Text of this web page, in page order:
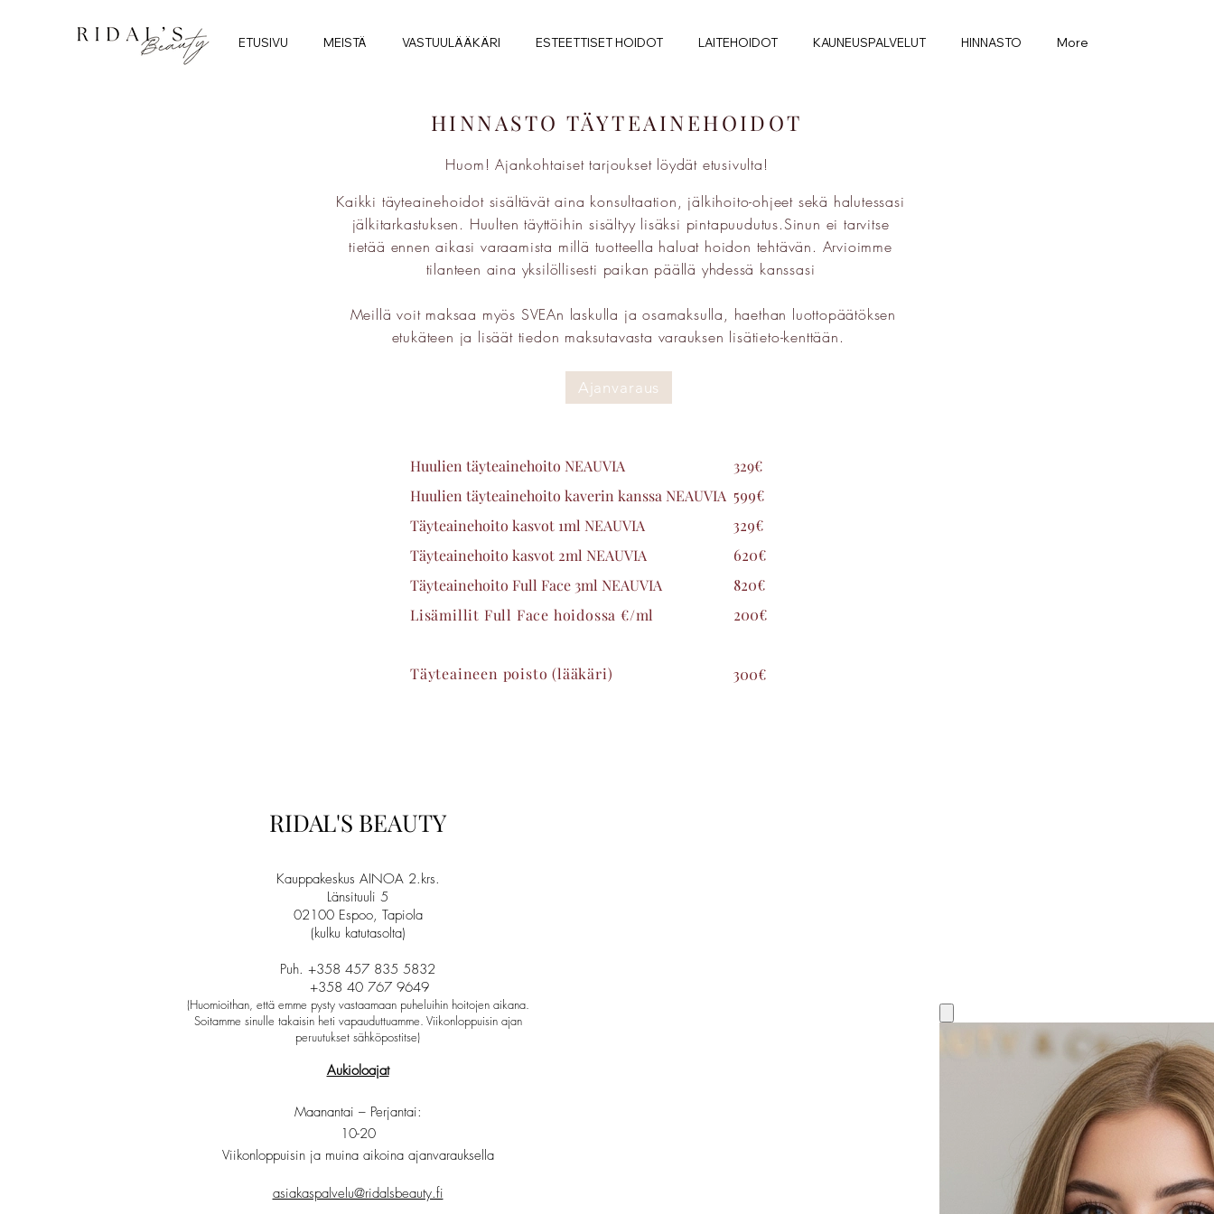
ETUSIVU MEISTÄ VASTUULÄÄKÄRI ESTEETTISET HOIDOT LAITEHOIDOT KAUNEUSPALVELUT HINNASTO More
HINNASTO TÄYTEAINEHOIDOT
Huom! Ajankohtaiset tarjoukset löydät etusivulta!
Kaikki täyteainehoidot sisältävät aina konsultaation, jälkihoito-ohjeet sekä halutessasi
jälkitarkastuksen. Huulten täyttöihin sisältyy lisäksi pintapuudutus.Sinun ei tarvitse
tietää ennen aikasi varaamista millä tuotteella haluat hoidon tehtävän. Arvioimme
tilanteen aina yksilöllisesti paikan päällä yhdessä kanssasi
Meillä voit maksaa myös SVEAn laskulla ja osamaksulla, haethan luottopäätöksen
etukäteen ja lisäät tiedon maksutavasta varauksen lisätieto-kenttään.
Ajanvaraus
Huulien täyteainehoito NEAUVIA
Huulien täyteainehoito kaverin kanssa NEAUVIA
Täyteainehoito kasvot 1ml NEAUVIA
Täyteainehoito kasvot 2ml NEAUVIA
Täyteainehoito Full Face 3ml NEAUVIA
Lisämillit Full Face hoidossa €/ml
Täyteaineen poisto (lääkäri)
329€
599€
329€
620€
820€
200€
300€
RIDAL'S BEAUTY
Kauppakeskus AINOA 2.krs.
Länsituuli 5
02100 Espoo, Tapiola
(kulku katutasolta)
Puh. +358 457 835 5832
+358 40 767 9649
(Huomioithan, että emme pysty vastaamaan puheluihin hoitojen aikana.
Soitamme sinulle takaisin heti vapauduttuamme. Viikonloppuisin ajan
peruutukset sähköpostitse)
Aukioloajat
Maanantai – Perjantai:
10-20
Viikonloppuisin ja muina aikoina ajanvarauksella
asiakaspalvelu@ridalsbeauty.fi